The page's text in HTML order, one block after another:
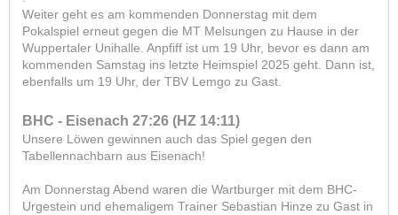
Weiter geht es am kommenden Donnerstag mit dem
Pokalspiel erneut gegen die MT Melsungen zu Hause in der
Wuppertaler Unihalle. Anpfiff ist um 19 Uhr, bevor es dann am
kommenden Samstag ins letzte Heimspiel 2025 geht. Dann ist,
ebenfalls um 19 Uhr, der TBV Lemgo zu Gast.
BHC - Eisenach 27:26 (HZ 14:11)
Unsere Löwen gewinnen auch das Spiel gegen den
Tabellennachbarn aus Eisenach!
Am Donnerstag Abend waren die Wartburger mit dem BHC-
Urgestein und ehemaligem Trainer Sebastian Hinze zu Gast in